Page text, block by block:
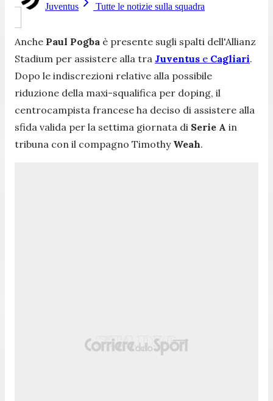
Juventus Tutte le notizie sulla squadra
Anche Paul Pogba è presente sugli spalti dell'Allianz
Stadium per assistere alla tra Juventus e Cagliari.
Dopo le indiscrezioni relative alla possibile
riduzione della maxi-squalifica per doping, il
centrocampista francese ha deciso di assistere alla
sfida valida per la settima giornata di Serie A in
tribuna con il compagno Timothy Weah.